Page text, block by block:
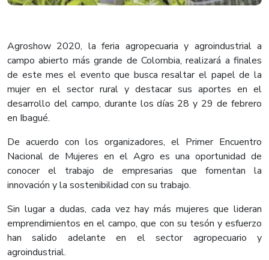
Agroshow 2020, la feria agropecuaria y agroindustrial a
campo abierto más grande de Colombia, realizará a finales
de este mes el evento que busca resaltar el papel de la
mujer en el sector rural y destacar sus aportes en el
desarrollo del campo, durante los días 28 y 29 de febrero
en Ibagué.
De acuerdo con los organizadores, el Primer Encuentro
Nacional de Mujeres en el Agro es una oportunidad de
conocer el trabajo de empresarias que fomentan la
innovación y la sostenibilidad con su trabajo.
Sin lugar a dudas, cada vez hay más mujeres que lideran
emprendimientos en el campo, que con su tesón y esfuerzo
han salido adelante en el sector agropecuario y
agroindustrial.